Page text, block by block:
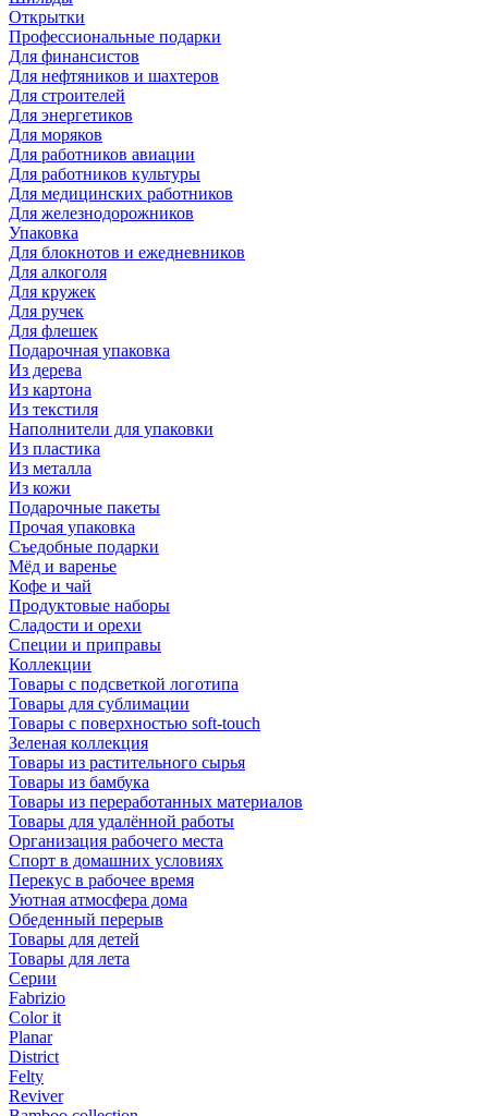
Открытки
Профессиональные подарки
Для финансистов
Для нефтяников и шахтеров
Для строителей
Для энергетиков
Для моряков
Для работников авиации
Для работников культуры
Для медицинских работников
Для железнодорожников
Упаковка
Для блокнотов и ежедневников
Для алкоголя
Для кружек
Для ручек
Для флешек
Подарочная упаковка
Из дерева
Из картона
Из текстиля
Наполнители для упаковки
Из пластика
Из металла
Из кожи
Подарочные пакеты
Прочая упаковка
Съедобные подарки
Мёд и варенье
Кофе и чай
Продуктовые наборы
Сладости и орехи
Специи и приправы
Коллекции
Товары с подсветкой логотипа
Товары для сублимации
Товары с поверхностью soft-touch
Зеленая коллекция
Товары из растительного сырья
Товары из бамбука
Товары из переработанных материалов
Товары для удалённой работы
Организация рабочего места
Спорт в домашних условиях
Перекус в рабочее время
Уютная атмосфера дома
Обеденный перерыв
Товары для детей
Товары для лета
Серии
Fabrizio
Color it
Planar
District
Felty
Reviver